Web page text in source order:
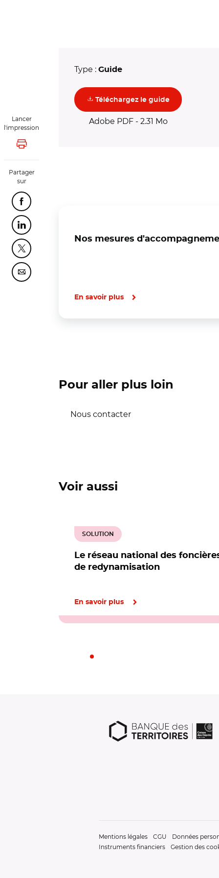
Lancer
l'impression
Lancer l'impression
Partager
sur
Partager cette page sur Facebook
Partager cette page sur Linkedin
Partager cette page sur Twitter
Partager cette page sur Courriel
Type : Guide
Téléchargez le guide(nouvelle
Adobe PDF - 2.31 Mo
Nos mesures
En savoir plus
Pour aller plus loin
Nous contacter
Voir aussi
Le réseau national des
de redynamisation
SOLUTION
En savoir plus
Mentions légales CGU
Données
Instruments financiers
Gestion des